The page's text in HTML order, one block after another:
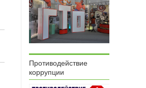
Противодействие
коррупции